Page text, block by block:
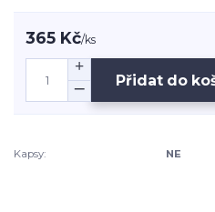
365 Kč/ks
Přidat do
Kapsy: NE